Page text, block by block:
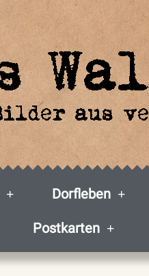
Dorfleben
Postkarten